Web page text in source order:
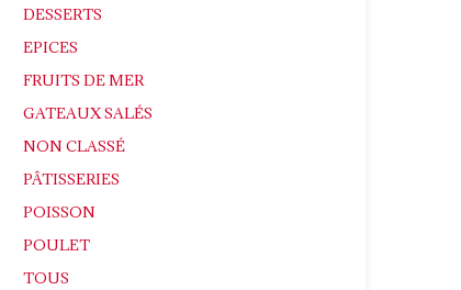
DESSERTS
EPICES
FRUITS DE MER
GATEAUX SALÉS
NON CLASSÉ
PÂTISSERIES
POISSON
POULET
TOUS